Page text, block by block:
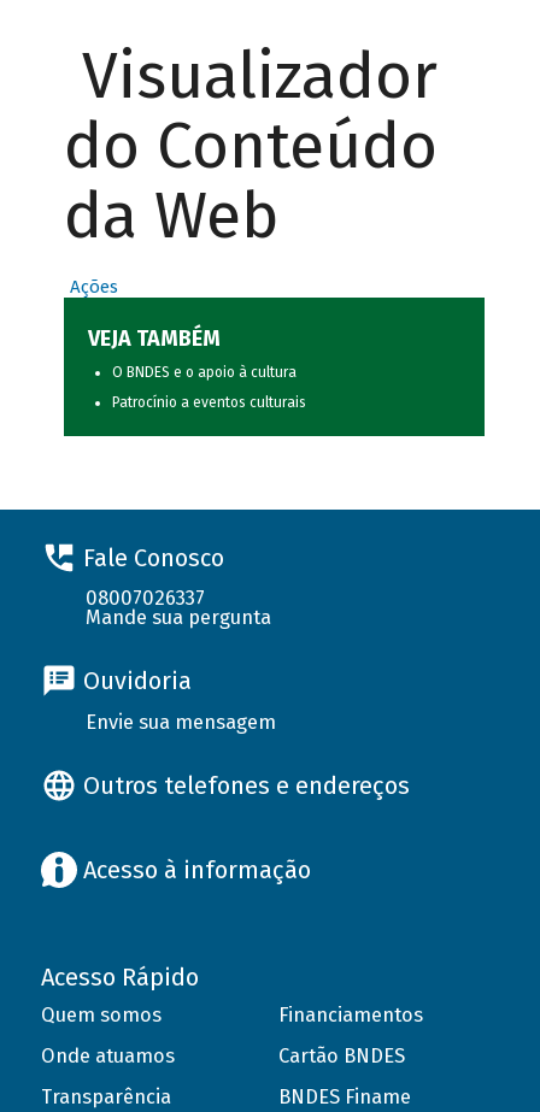
Visualizador
do Conteúdo
da Web
Ações
VEJA TAMBÉM
O BNDES e o apoio à cultura
Patrocínio a eventos culturais
Fale Conosco
08007026337
Mande sua pergunta
Ouvidoria
Envie sua mensagem
Outros telefones e endereços
Acesso à informação
Acesso Rápido
Quem somos
Onde atuamos
Transparência
Financiamentos
Cartão BNDES
BNDES Finame